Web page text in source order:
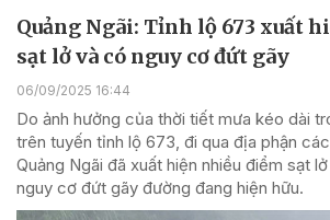
Quảng Ngãi: Tỉnh lộ 673 xuất
sạt lở và có nguy cơ đứt gãy
06/09/2025 16:44
Do ảnh hưởng của thời tiết mưa kéo dài
trên tuyến tỉnh lộ 673, đi qua địa phận
Quảng Ngãi đã xuất hiện nhiều điểm sạt
nguy cơ đứt gãy đường đang hiện hữu.